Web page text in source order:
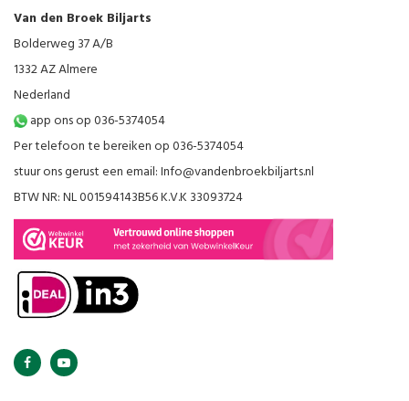
Van den Broek Biljarts
Bolderweg 37 A/B
1332 AZ Almere
Nederland
app ons op 036-5374054
Per telefoon te bereiken op 036-5374054
stuur ons gerust een email:Info@vandenbroekbiljarts.nl
BTW NR: NL 001594143B56 K.V.K 33093724